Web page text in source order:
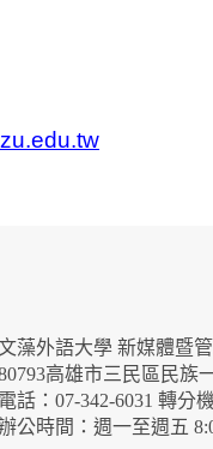
藻外語大學 新媒體暨
高雄市三民區民族
電話：07-342-6031 轉分
公時間：週一至週五